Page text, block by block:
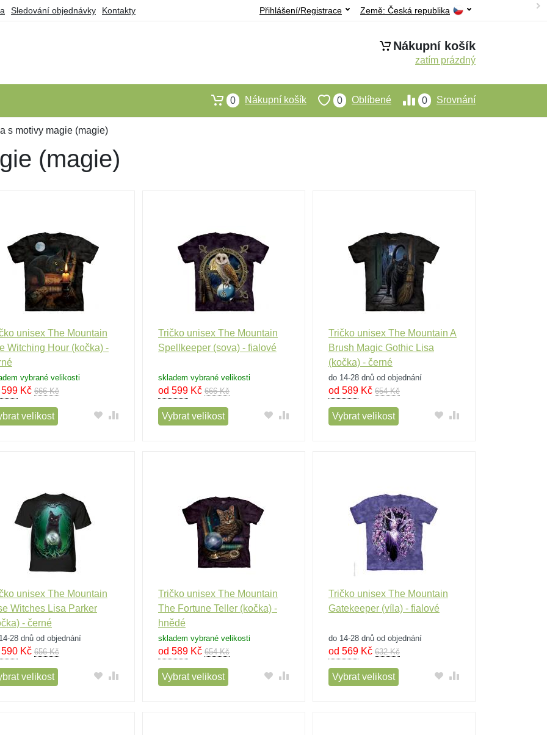
Sledování objednávky Kontakty Země: Česká republika
Přihlášení/Registrace
Nákupní košík
zatím prázdný
0 Srovnání
0 Oblíbené
0 Nákupní košík
s motivy magie (magie)
(magie)
unisex The Mountain
Witching Hour (kočka) -
vybrané velikosti
Kč 666 Kč
velikost
Tričko unisex The Mountain
Spellkeeper (sova) - fialové
skladem vybrané velikosti
od 599Kč 666 Kč
Vybrat velikost
Tričko unisex The Mountain A
Brush Magic Gothic Lisa
(kočka) - černé
do 14-28 dnů od objednání
od 589Kč 654 Kč
Vybrat velikost
unisex The Mountain
Witches Lisa Parker
- černé
28 dnů od objednání
Kč 656 Kč
velikost
Tričko unisex The Mountain
The Fortune Teller (kočka) -
hnědé
skladem vybrané velikosti
od 589Kč 654 Kč
Vybrat velikost
Tričko unisex The Mountain
Gatekeeper (víla) - fialové
do 14-28 dnů od objednání
od 569Kč 632 Kč
Vybrat velikost